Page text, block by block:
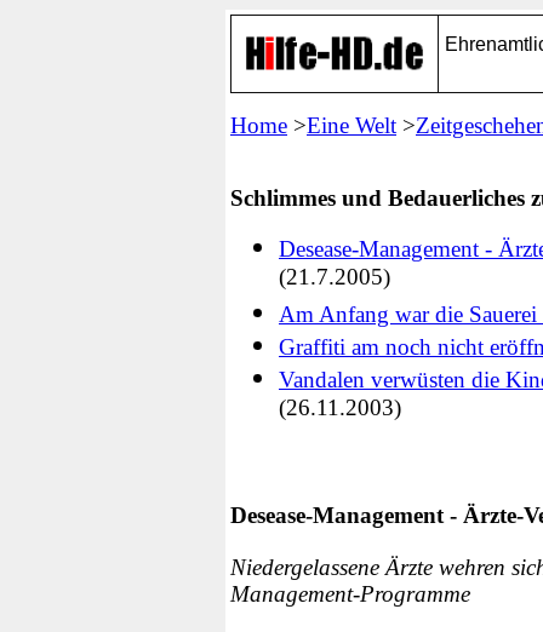
Home >Eine Welt >
Schlimmes und Bedauerliches
Desease-Management -
(21.7.2005)
Am Anfang war die
Graffiti am noch nicht
Vandalen verwüsten die
(26.11.2003)
Desease-Management -
Niedergelassene Ärzte wehren
Management-Programme